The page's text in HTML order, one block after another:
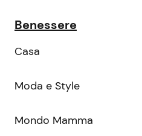
Benessere
Casa
Moda e Style
Mondo Mamma